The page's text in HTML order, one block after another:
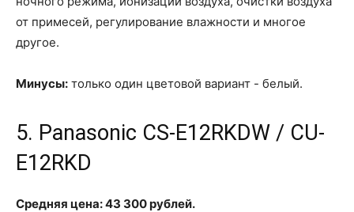
от примесей, регулирование влажности и многое
другое.
Минусы: только один цветовой вариант - белый.
5. Panasonic CS-E12RKDW / CU-
E12RKD
Средняя цена: 43 300 рублей.